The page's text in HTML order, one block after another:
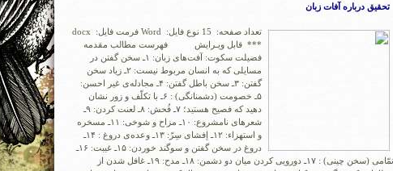
تحقیق درباره آفات زبان
تعداد صفحه: 15 نوع فایل: Word فرمت فایل: docx
*** قابل ویـرایش فهرست مطالب مقدمه
فضیلت سکوت: آفت‌های زبان: ۱ـ سخن گفتن در
مسایلی که به انسان مربوط نیست: ۲ـ زیاد سخن
گفتن: ۳ـ سخن باطل گفتن: ۴ـ مجادله‌ی غیر احسن‌:
۵ـ خصومت (دشمنانگی) : ۶ـ با تکلّف و زور نشان
شعرهای نامشروع: ۱۰ـ مزاح و شوخی: ۱۱ـ مسخره
نمّامی (سخن چینی) : ۱۷ـ دورویی کردن میان دو دشمن: ۱۸ـ مدح: ۱۹ـ غافل شدن از